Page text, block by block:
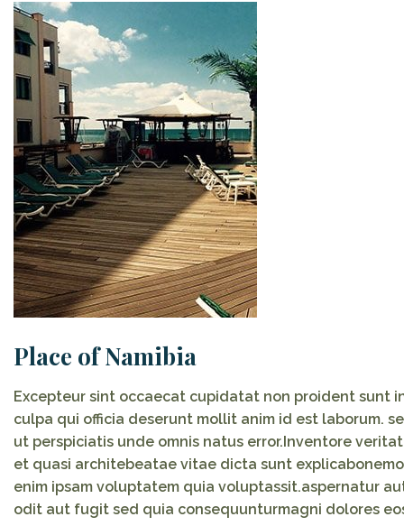
Place of Namibia
Excepteur sint occaecat cupidatat non proident sunt
culpa qui officia deserunt mollit anim id est laborum.
ut perspiciatis unde omnis natus error.Inventore
et quasi architebeatae vitae dicta sunt explicabonemo
enim ipsam voluptatem quia voluptassit.aspernatur
odit aut fugit sed quia consequunturmagni dolores